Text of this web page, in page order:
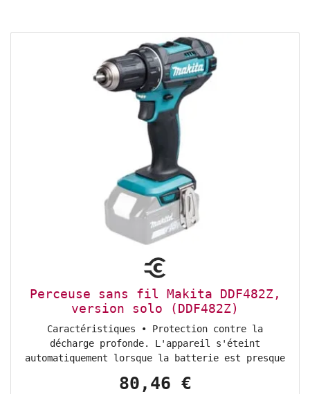
batterie et un chargeur pour tout le système d’outils
Home&Garden; Contenu de la livraison • Embout double
pour visseuse. n• 2x batteries PBA 18V 2,0 Ah W-B. n•
Chargeur AL 18V-20. n• Valise de transport (06039D8005)
Perceuse sans fil Makita DDF482Z,
version solo (DDF482Z)
Caractéristiques • Protection contre la
décharge profonde. L'appareil s'éteint
automatiquement lorsque la batterie est presque
vitesses planétaire entièrement métallique à 2
80,46 €